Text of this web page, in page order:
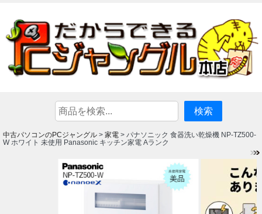
中古パソコンのPCジャングル > 家電 > パナソニック 食器洗い乾燥機 NP-TZ500-
W ホワイト 未使用 Panasonic キッチン家電 Aランク